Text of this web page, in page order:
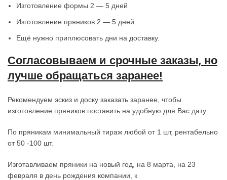
Изготовление формы 2 — 5 дней
Изготовление пряников 2 — 5 дней
Ещё нужно приплюсовать дни на доставку.
Согласовываем и срочные заказы, но
лучше обращаться заранее!
Рекомендуем эскиз и доску заказать заранее, чтобы
изготовление пряников поставить на удобную для Вас дату.
По пряникам минимальный тираж любой от 1 шт, рентабельно
от 50 -100 шт.
Изготавливаем пряники на новый год, на 8 марта, на 23
февраля в день рождения компании, к